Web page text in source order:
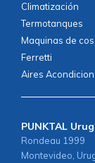
Climatización
Termotanques
Maquinas de
Ferretti
Aires
PUNKTAL
Rondeau 1999
Montevideo,